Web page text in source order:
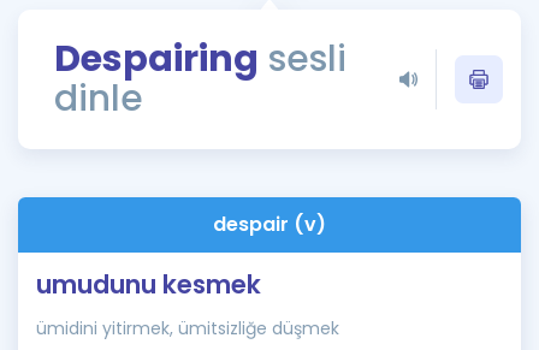
Rehberlik Aracı
ÖSYM Sınav Takvimi
İngilizce Gramer
Despairing sesli
dinle
despair (v)
umudunu kesmek
ümidini yitirmek, ümitsizliğe düşmek